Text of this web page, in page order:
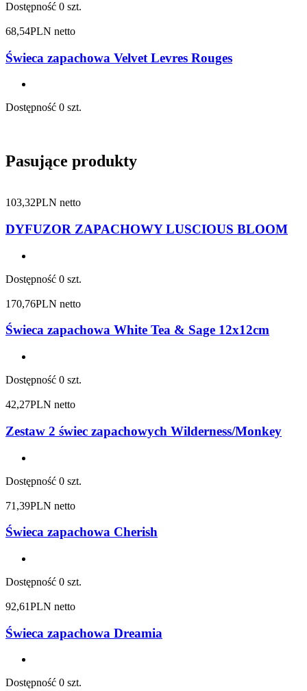
Dostępność 0 szt.
68,54PLN netto
Świeca zapachowa Velvet Levres Rouges
Dostępność 0 szt.
Pasujące produkty
103,32PLN netto
DYFUZOR ZAPACHOWY LUSCIOUS BLOOM
Dostępność 0 szt.
170,76PLN netto
Świeca zapachowa White Tea & Sage 12x12cm
Dostępność 0 szt.
42,27PLN netto
Zestaw 2 świec zapachowych Wilderness/Monkey
Dostępność 0 szt.
71,39PLN netto
Świeca zapachowa Cherish
Dostępność 0 szt.
92,61PLN netto
Świeca zapachowa Dreamia
Dostępność 0 szt.